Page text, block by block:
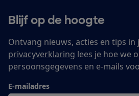
Blijf op de hoogte
Ontvang nieuws, acties en tips in
privacyverklaring lees je hoe we
persoonsgegevens en e-mails
E-mailadres